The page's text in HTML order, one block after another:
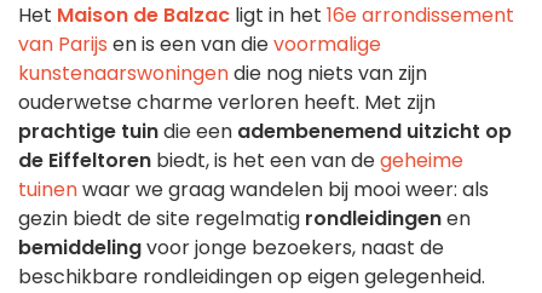
Het Maison de Balzac ligt in het 16e arrondissement
van Parijs en is een van dievoormalige
kunstenaarswoningendie nog niets van zijn
ouderwetse charme verloren heeft. Met zijn
prachtige tuindie een adembenemend uitzicht op
de Eiffeltoren biedt, is het een van degeheime
tuinenwaar we graag wandelen bij mooi weer: als
gezin biedt de site regelmatig rondleidingenen
bemiddelingvoor jonge bezoekers, naast de
beschikbare rondleidingen op eigen gelegenheid.